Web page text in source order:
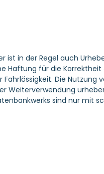
in der Regel auch
Haftung für die
Die Nutzung
Weiterverwendung
sind nur mit